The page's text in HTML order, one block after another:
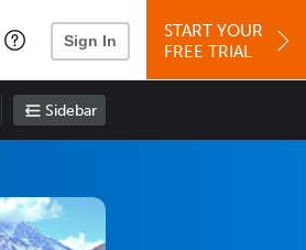
Sign In
START YOUR
FREE TRIAL
Sidebar